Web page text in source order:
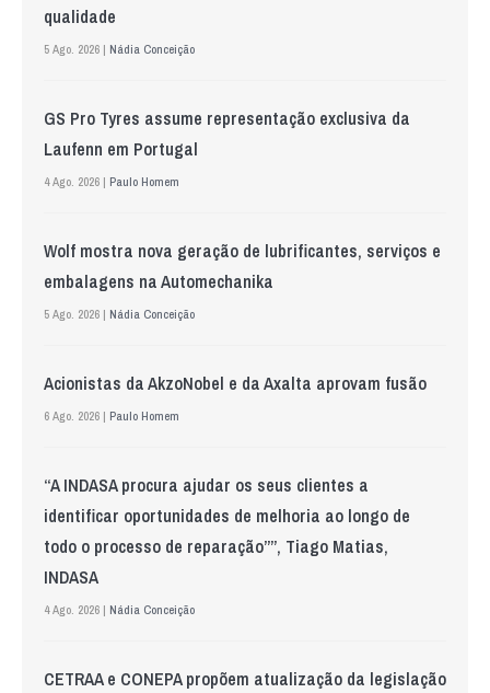
qualidade
5 Ago. 2026 | Nádia Conceição
GS Pro Tyres assume representação exclusiva da
Laufenn em Portugal
4 Ago. 2026 | Paulo Homem
Wolf mostra nova geração de lubrificantes, serviços e
embalagens na Automechanika
5 Ago. 2026 | Nádia Conceição
Acionistas da AkzoNobel e da Axalta aprovam fusão
6 Ago. 2026 | Paulo Homem
“A INDASA procura ajudar os seus clientes a
identificar oportunidades de melhoria ao longo de
todo o processo de reparação””, Tiago Matias,
INDASA
4 Ago. 2026 | Nádia Conceição
CETRAA e CONEPA propõem atualização da legislação